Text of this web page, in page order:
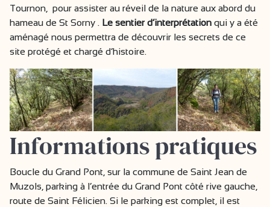
Tournon, pour assister au réveil de la nature aux abord du
hameau de St Sorny . Le sentier d’interprétation qui y a été
aménagé nous permettra de découvrir les secrets de ce
site protégé et chargé d’histoire.
Informations pratiques
Boucle du Grand Pont, sur la commune de Saint Jean de
Muzols, parking à l’entrée du Grand Pont côté rive gauche,
route de Saint Félicien. Si le parking est complet, il est